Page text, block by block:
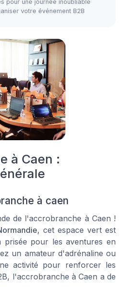
pour une journée inoubliable
votre événement B2B
à Caen :
à caen
de l'accrobranche à Caen !
, cet espace vert est
prisée pour lesaventures en
un amateur d'adrénaline ou
activité pour renforcer les
l'accrobranche à Caen a de